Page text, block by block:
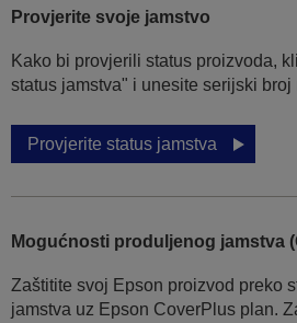
Provjerite svoje jamstvo
Kako bi provjerili status proizvoda,
status jamstva" i unesite serijski
Provjerite status jamstva
Mogućnosti produljenog jamstva
Zaštitite svoj Epson proizvod preko
jamstva uz Epson CoverPlus plan.